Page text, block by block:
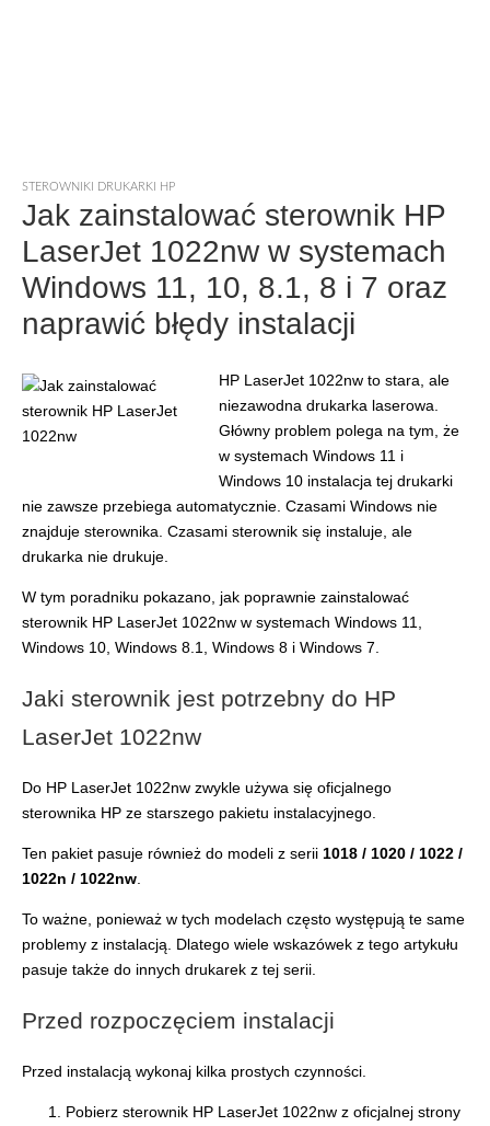
STEROWNIKI DRUKARKI HP
Jak zainstalować sterownik HP
LaserJet 1022nw w systemach
Windows 11, 10, 8.1, 8 i 7 oraz
naprawić błędy instalacji
HP LaserJet 1022nw to stara, ale
niezawodna drukarka laserowa.
Główny problem polega na tym, że
w systemach Windows 11 i
Windows 10 instalacja tej drukarki
nie zawsze przebiega automatycznie. Czasami Windows nie
znajduje sterownika. Czasami sterownik się instaluje, ale
drukarka nie drukuje.
W tym poradniku pokazano, jak poprawnie zainstalować
sterownik HP LaserJet 1022nw w systemach Windows 11,
Windows 10, Windows 8.1, Windows 8 i Windows 7.
Jaki sterownik jest potrzebny do HP
LaserJet 1022nw
Do HP LaserJet 1022nw zwykle używa się oficjalnego
sterownika HP ze starszego pakietu instalacyjnego.
Ten pakiet pasuje również do modeli z serii 1018 / 1020 / 1022 /
1022n / 1022nw
To ważne, ponieważ w tych modelach często występują te same
problemy z instalacją. Dlatego wiele wskazówek z tego artykułu
pasuje także do innych drukarek z tej serii.
Przed rozpoczęciem instalacji
Przed instalacją wykonaj kilka prostych czynności.
Pobierz sterownik HP LaserJet 1022nw z oficjalnej strony